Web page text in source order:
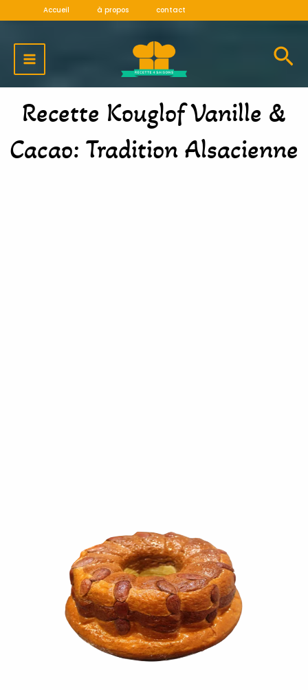
contenu
Accueil à propos contact
MENU
Recette Kouglof Vanille &
Cacao: Tradition Alsacienne